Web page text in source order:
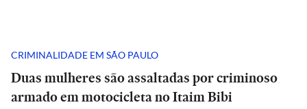
CRIMINALIDADE EM SÃO PAULO
Duas mulheres são assaltadas por criminoso
armado em motocicleta no Itaim Bibi